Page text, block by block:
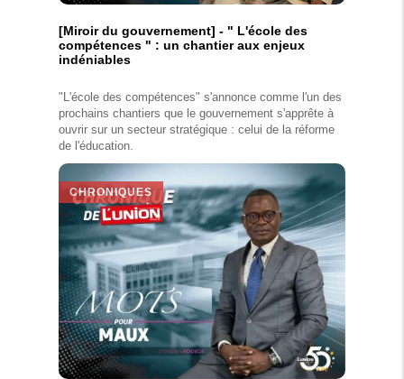
[Miroir du gouvernement] - " L'école des
compétences " : un chantier aux enjeux
indéniables
"L'école des compétences" s'annonce comme l'un des
prochains chantiers que le gouvernement s'apprête à
ouvrir sur un secteur stratégique : celui de la réforme
de l'éducation.
CHRONIQUES